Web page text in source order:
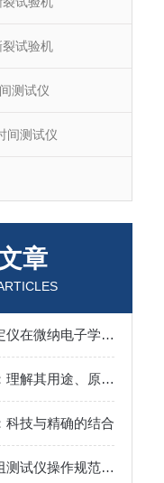
试验机
测试仪
间测试仪
章
四探针电阻率测定仪在微纳电子学中的应用
粉末压实密度仪：理解其用途、原理与安装使用方法
科技与精确的结合
炭纸及双极板电阻测试仪操作规范和注意事项